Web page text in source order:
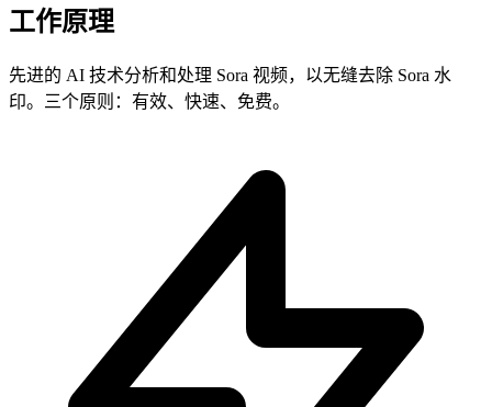
工作原理
先进的 AI 技术分析和处理 Sora 视频，以无缝去除 Sora 水
印。三个原则：有效、快速、免费。